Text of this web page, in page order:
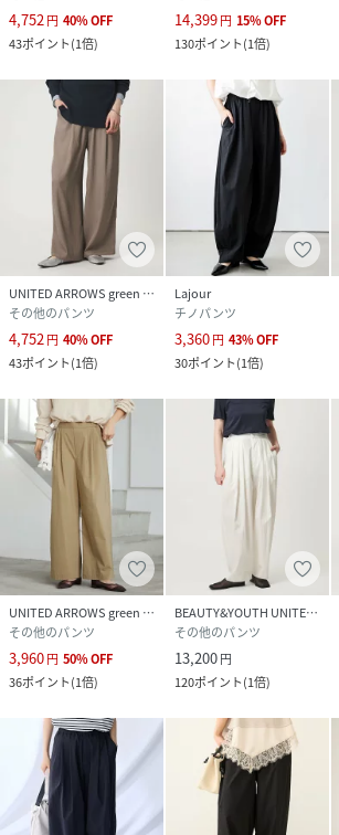
4,752円 40%OFF
43ポイント(1倍)
14,399円 15%OFF
130ポイント(1倍)
UNITED ARROWS green label relaxing
その他のパンツ
4,752円 40%OFF
43ポイント(1倍)
Lajour
チノパンツ
3,360円 43%OFF
30ポイント(1倍)
UNITED ARROWS green label relaxing
その他のパンツ
3,960円 50%OFF
36ポイント(1倍)
BEAUTY&YOUTH UNITED ARROWS
その他のパンツ
13,200円
120ポイント(1倍)